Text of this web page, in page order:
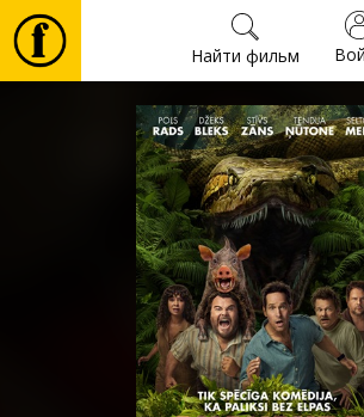
Найти фильм
Фильмы
Культура
Мероприятия
Новости